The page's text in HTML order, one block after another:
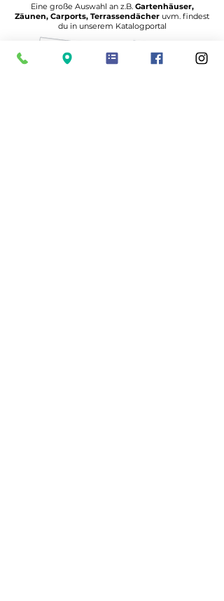
Eine große Auswahl an z.B. Gartenhäuser,
Zäunen, Carports, Terrassendächer uvm. findest
du in unserem Katalogportal